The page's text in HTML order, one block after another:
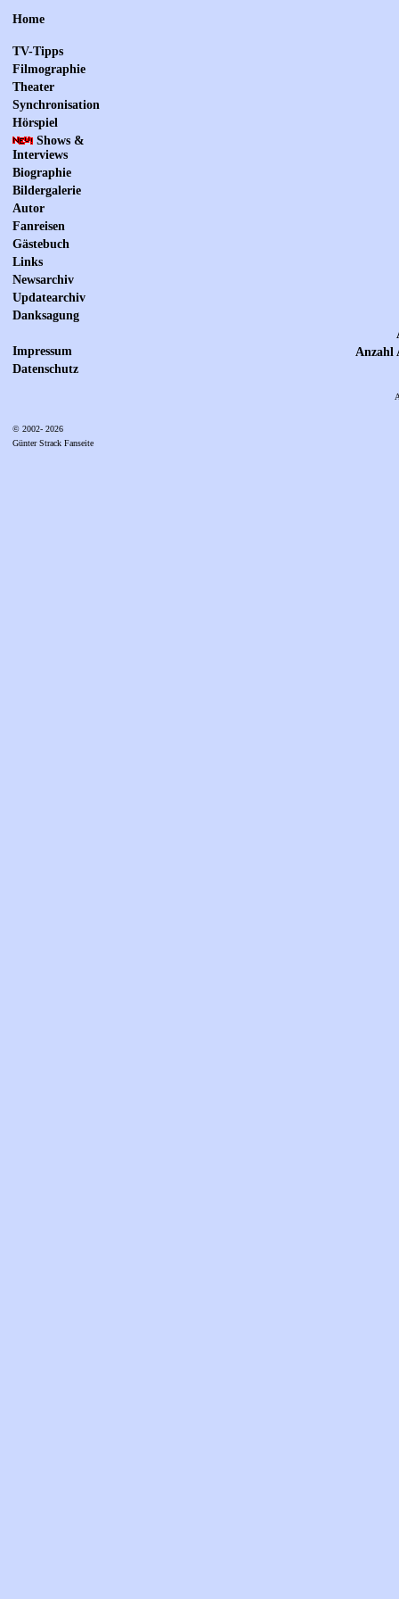
Home
TV-Tipps
Filmographie
Theater
Synchronisation
Hörspiel
Shows &
Interviews
Biographie
Bildergalerie
Autor
Fanreisen
Gästebuch
Links
Newsarchiv
Updatearchiv
Danksagung
Impressum
Datenschutz
© 2002- 2026
Günter Strack Fanseite
Anzahl